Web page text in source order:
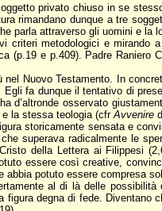
privato chiuso in se
rimandano dunque a tre
parla attraverso gli uomini e la
metodologici e mirando a
(p.19 e p.409). Padre Raniero
Nuovo Testamento. In
fa dunque il tentativo di
d’altronde osservato
la stessa teologia (cfr Avvenire
storicamente sensata e
superava radicalmente le
della Lettera ai Filippesi
essere così creative,
potuto essere compresa
al di là delle
degna di fede. Diventano